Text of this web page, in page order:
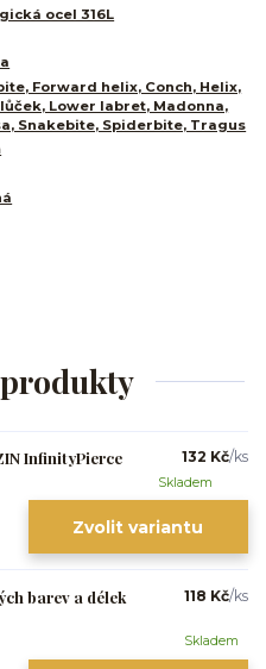
ocel 316L
Forward helix, Conch, Helix,
Lower labret, Madonna,
Snakebite, Spiderbite, Tragus
InfinityPierce 132 Kč/ks
Skladem
Zvolit variantu
barev a délek
118 Kč/ks
Skladem